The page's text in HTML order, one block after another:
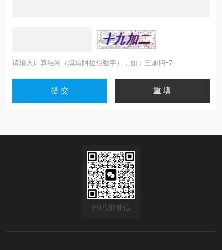
请输入计算结果（填写阿拉伯数字），如：三加四=7
扫码加微信